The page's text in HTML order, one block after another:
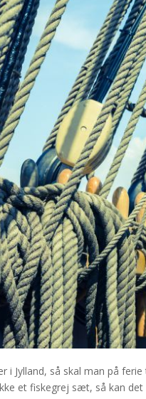
i Jylland, så skal man på
et fiskegrej sæt, så kan